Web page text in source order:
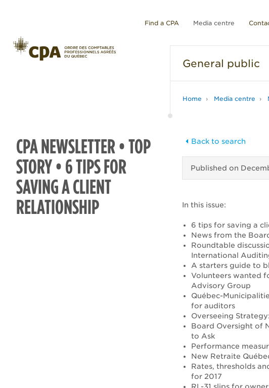
Find a CPA Media centre
General public
Home Media centre
CPA NEWSLETTER • TOP
STORY • 6 TIPS FOR
SAVING A CLIENT
RELATIONSHIP
Back to search
Published on
In this issue:
6 tips for saving a
News from the
Roundtable
International
A starters guide to
Volunteers wanted
Advisory Group
Québec-
for auditors
Overseeing
Board Oversight of
to Ask
Performance
New Retraite
Rates, thresholds
for 2017